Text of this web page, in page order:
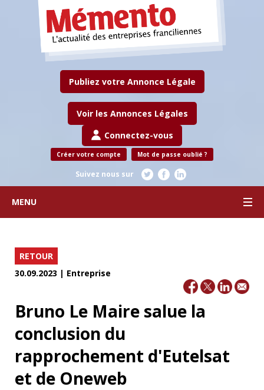
Publiez votre Annonce Légale
Voir les Annonces Légales
Connectez-vous
Créer votre compte Mot de passe oublié ?
Suivez nous sur
MENU
RETOUR
30.09.2023 | Entreprise
Bruno Le Maire salue la
conclusion du
rapprochement d'Eutelsat
et de Oneweb